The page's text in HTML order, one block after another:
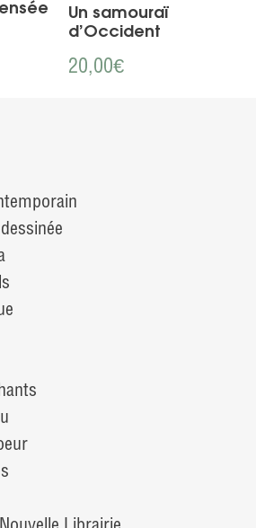
Un samouraï
d’Occident
20,00€